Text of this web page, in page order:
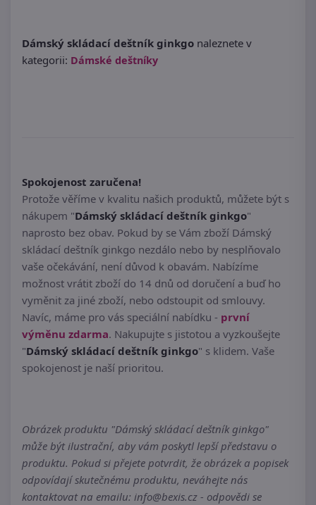
Dámský skládací deštník ginkgo naleznete v
kategorii: Dámské deštníky
Spokojenost zaručena!
Protože věříme v kvalitu našich produktů, můžete být s
nákupem "Dámský skládací deštník ginkgo"
naprosto bez obav. Pokud by se Vám zboží Dámský
skládací deštník ginkgo nezdálo nebo by nesplňovalo
vaše očekávání, není důvod k obavám. Nabízíme
možnost vrátit zboží do 14 dnů od doručení a buď ho
vyměnit za jiné zboží, nebo odstoupit od smlouvy.
Navíc, máme pro vás speciální nabídku - první
výměnu zdarma. Nakupujte s jistotou a vyzkoušejte
"Dámský skládací deštník ginkgo" s klidem. Vaše
spokojenost je naší prioritou.
Obrázek produktu "Dámský skládací deštník ginkgo"
může být ilustrační, aby vám poskytl lepší představu o
produktu. Pokud si přejete potvrdit, že obrázek a popisek
odpovídají skutečnému produktu, neváhejte nás
kontaktovat na emailu: info@bexis.cz - odpovědi se